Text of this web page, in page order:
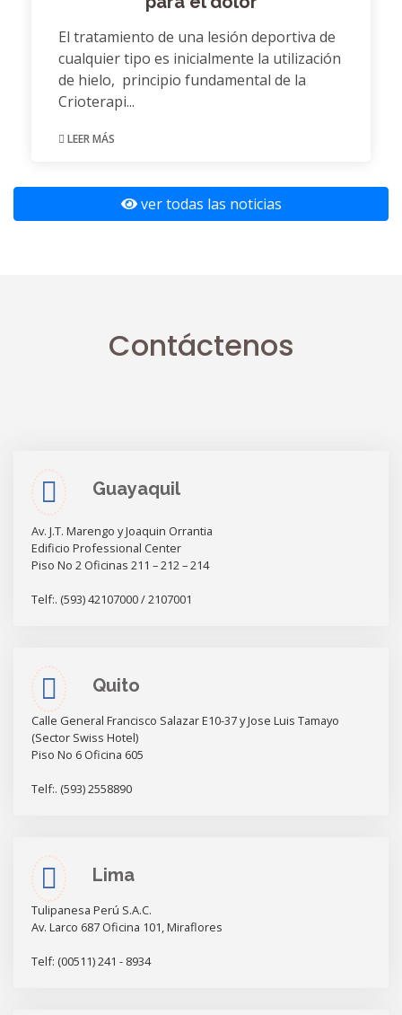
El tratamiento de una lesión deportiva de
cualquier tipo es inicialmente la utilización
de hielo, principio fundamental de la
Crioterapi...
LEER MÁS
ver todas las noticias
Contáctenos
Guayaquil
Av. J.T. Marengo y Joaquin Orrantia
Edificio Professional Center
Piso No 2 Oficinas 211 – 212 – 214
Telf:. (593) 42107000 / 2107001
Quito
Calle General Francisco Salazar E10-37 y Jose Luis Tamayo
(Sector Swiss Hotel)
Piso No 6 Oficina 605
Telf:. (593) 2558890
Lima
Tulipanesa Perú S.A.C.
Av. Larco 687 Oficina 101, Miraflores
Telf: (00511) 241 - 8934